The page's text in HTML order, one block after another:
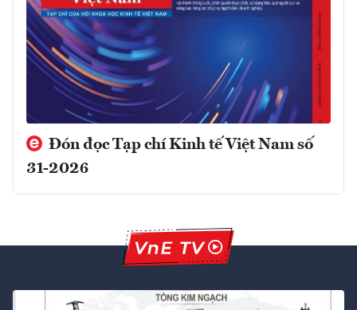
Đón đọc Tạp chí Kinh tế Việt Nam số
31-2026